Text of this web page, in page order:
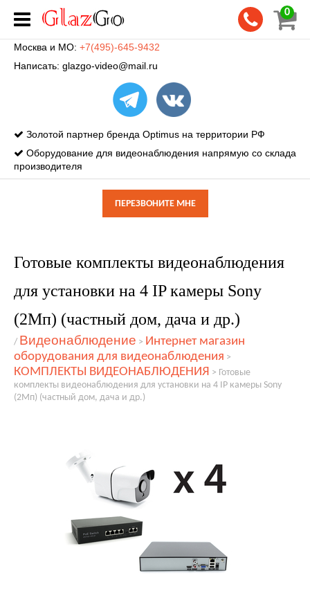
0
Москва и МО: +7(495)-645-9432
Написать: glazgo-video@mail.ru
Золотой партнер бренда Optimus на территории РФ
Оборудование для видеонаблюдения напрямую со склада
производителя
ПЕРЕЗВОНИТЕ МНЕ
Готовые комплекты видеонаблюдения
для установки на 4 IP камеры Sony
(2Мп) (частный дом, дача и др.)
/ Видеонаблюдение > Интернет магазин
оборудования для видеонаблюдения >
КОМПЛЕКТЫ ВИДЕОНАБЛЮДЕНИЯ > Готовые
комплекты видеонаблюдения для установки на 4 IP камеры Sony
(2Мп) (частный дом, дача и др.)